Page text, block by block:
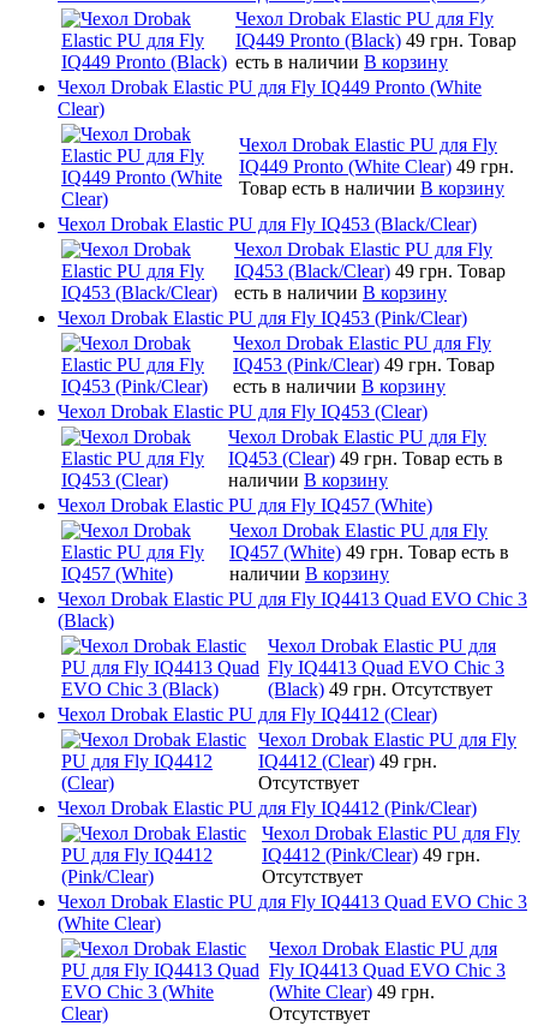
Чехол Drobak Elastic PU для Fly
IQ449 Pronto (Black) 49 грн. Товар
есть в наличии В корзину
Чехол Drobak Elastic PU для Fly IQ449 Pronto (White
Clear)
Чехол Drobak Elastic PU для Fly
IQ449 Pronto (White Clear) 49 грн.
Товар есть в наличии В корзину
Чехол Drobak Elastic PU для Fly IQ453 (Black/Clear)
Чехол Drobak Elastic PU для Fly
IQ453 (Black/Clear) 49 грн. Товар
есть в наличии В корзину
Чехол Drobak Elastic PU для Fly IQ453 (Pink/Clear)
Чехол Drobak Elastic PU для Fly
IQ453 (Pink/Clear) 49 грн. Товар
есть в наличии В корзину
Чехол Drobak Elastic PU для Fly IQ453 (Clear)
Чехол Drobak Elastic PU для Fly
IQ453 (Clear) 49 грн. Товар есть в
наличии В корзину
Чехол Drobak Elastic PU для Fly IQ457 (White)
Чехол Drobak Elastic PU для Fly
IQ457 (White) 49 грн. Товар есть в
наличии В корзину
Чехол Drobak Elastic PU для Fly IQ4413 Quad EVO Chic 3
(Black)
Чехол Drobak Elastic PU для
Fly IQ4413 Quad EVO Chic 3
(Black) 49 грн. Отсутствует
Чехол Drobak Elastic PU для Fly IQ4412 (Clear)
Чехол Drobak Elastic PU для Fly
IQ4412 (Clear) 49 грн.
Отсутствует
Чехол Drobak Elastic PU для Fly IQ4412 (Pink/Clear)
Чехол Drobak Elastic PU для Fly
IQ4412 (Pink/Clear) 49 грн.
Отсутствует
Чехол Drobak Elastic PU для Fly IQ4413 Quad EVO Chic 3
(White Clear)
Чехол Drobak Elastic PU для
Fly IQ4413 Quad EVO Chic 3
(White Clear) 49 грн.
Отсутствует